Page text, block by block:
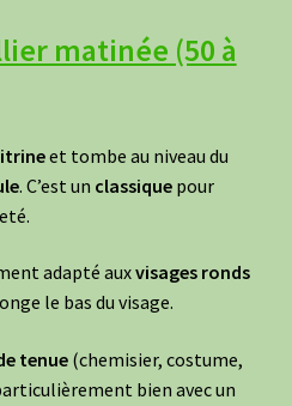
matinée (50 à
et tombe au niveau du
. C’est un classiquepour
adapté auxvisages ronds
le bas du visage.
tenue(chemisier, costume,
bien avec un